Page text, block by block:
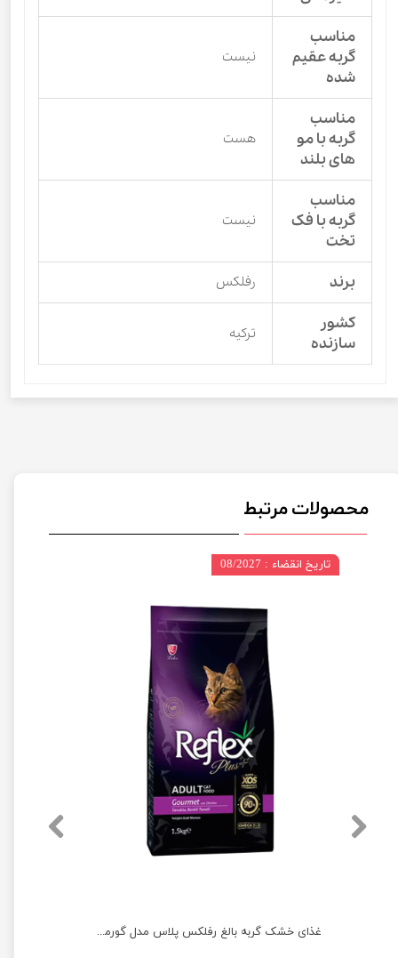
مناسب
گربه عقیم
شده
نیست
مناسب
گربه با مو
های بلند
هست
مناسب
گربه با فک
تخت
نیست
برند رفلکس
کشور
سازنده
ترکیه
محصولات مرتبط
غذای خشک گربه بالغ رفلکس پلاس مدل گورمت وزن 1.5 کیلوگرم
تاریخ انقضاء : 08/2027